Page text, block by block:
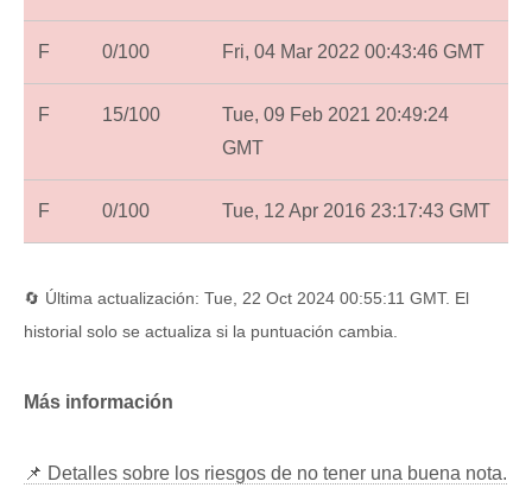
F 0/100 Fri, 04 Mar 2022 00:43:46 GMT
F 15/100
Tue, 09 Feb 2021 20:49:24
GMT
F 0/100 Tue, 12 Apr 2016 23:17:43 GMT
🔄 Última actualización: Tue, 22 Oct 2024 00:55:11 GMT. El
historial solo se actualiza si la puntuación cambia.
Más información
📌 Detalles sobre los riesgos de no tener una buena nota.